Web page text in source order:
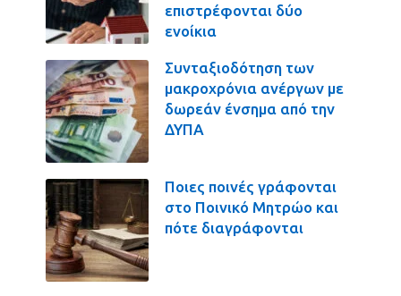
επιστρέφονται δύο
ενοίκια
Συνταξιοδότηση των
μακροχρόνια ανέργων με
δωρεάν ένσημα από την
ΔΥΠΑ
Ποιες ποινές γράφονται
στο Ποινικό Μητρώο και
πότε διαγράφονται